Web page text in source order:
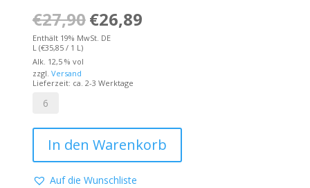
€27,90 Ursprünglicher
Preis
€27,90
€26,89
Enthält 19% MwSt. DE
L (€35,85/ 1 L)
Alk. 12,5 % vol
zzgl. Versand
Lieferzeit: ca. 2-3 Werktage
Berlucchi
-
Cuvée
Imperiale
Max
In den Warenkorb
Auf die Wunschliste